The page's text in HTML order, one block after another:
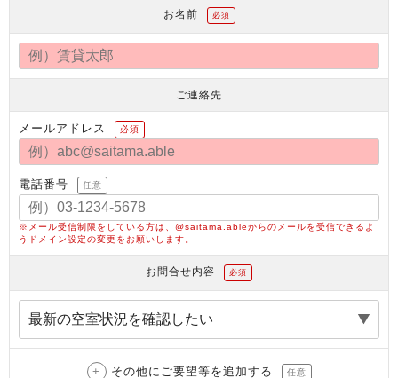
お名前 必須
ご連絡先
メールアドレス 必須
電話番号 任意
※メール受信制限をしている方は、@saitama.ableからのメールを受信できるよ
うドメイン設定の変更をお願いします。
お問合せ内容 必須
その他にご要望等を追加する 任意